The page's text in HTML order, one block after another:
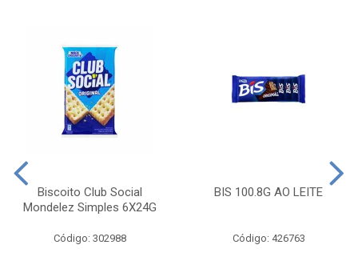
Biscoito Club Social
Mondelez Simples 6X24G
Código: 302988
BIS 100.8G AO LEITE
Código: 426763